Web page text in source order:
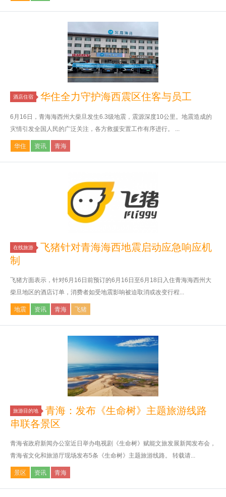
酒店住宿 华住全力守护海西震区住客与员工
6月16日，青海海西州大柴旦发生6.3级地震，震源深度10公里。地震造成的
灾情引发全国人民的广泛关注，各方救援安置工作有序进行。 ...
华住 资讯 青海
在线旅游
飞猪针对青海海西地震启动应急响应机
制
飞猪方面表示，针对6月16日前预订的6月16日至6月18日入住青海海西州大
柴旦地区的酒店订单，消费者如受地震影响被迫取消或改变行程...
地震 资讯 青海 飞猪
旅游目的地
青海：发布《生命树》主题旅游线路
串联各景区
青海省政府新闻办公室近日举办电视剧《生命树》赋能文旅发展新闻发布会，
青海省文化和旅游厅现场发布5条《生命树》主题旅游线路。 转载请...
景区 资讯 青海